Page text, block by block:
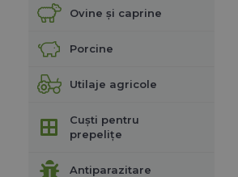
Ovine și caprine
Porcine
Utilaje agricole
Cuști pentru
prepelițe
Antiparazitare